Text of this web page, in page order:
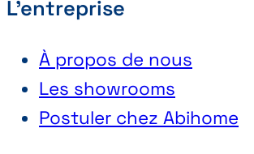
L'entreprise
À propos de nous
Les showrooms
Postuler chez Abihome